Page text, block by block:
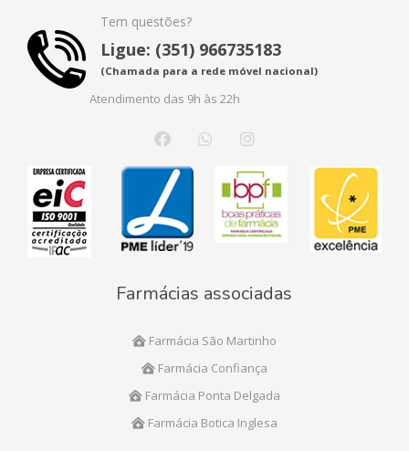
Tem questões?
Ligue: (351) 966735183
(Chamada para a rede móvel nacional)
Atendimento das 9h às 22h
Farmácias associadas
Farmácia São Martinho
Farmácia Confiança
Farmácia Ponta Delgada
Farmácia Botica Inglesa